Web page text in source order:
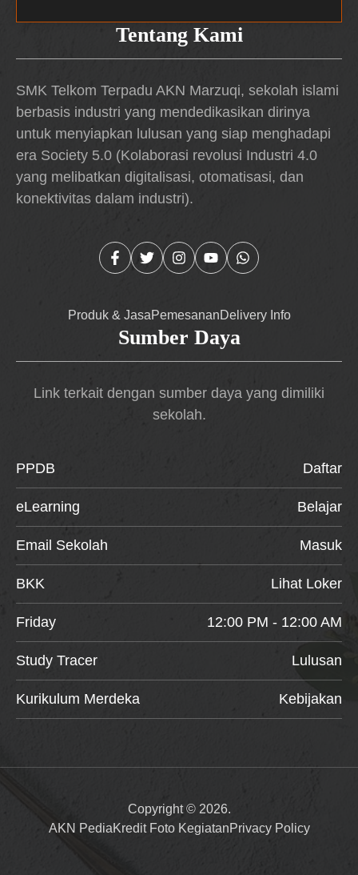
Tentang Kami
SMK Telkom Terpadu AKN Marzuqi, sekolah islami
berbasis industri yang mendedikasikan dirinya
untuk menyiapkan lulusan yang siap menghadapi
era Society 5.0 (Kolaborasi revolusi Industri 4.0
yang melibatkan digitalisasi, otomatisasi, dan
konektivitas dalam industri).
Produk & JasaPemesananDelivery Info
Sumber Daya
Link terkait dengan sumber daya yang dimiliki
sekolah.
PPDB Daftar
eLearning Belajar
Email Sekolah Masuk
BKK Lihat Loker
Friday 12:00 PM - 12:00 AM
Study Tracer Lulusan
Kurikulum Merdeka Kebijakan
Copyright © 2026.
AKN PediaKredit Foto KegiatanPrivacy Policy